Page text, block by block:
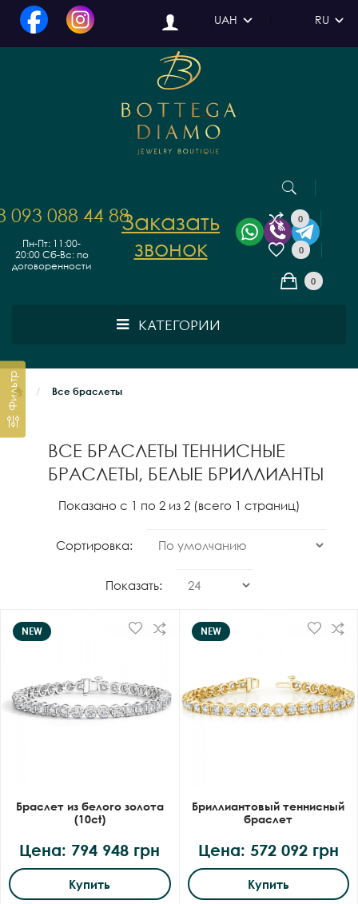
UAH RU
093 088 44 88
Пн-Пт: 11:00-
20:00 Сб-Вс: по
договоренности
Заказать
звонок
0
0
0
КАТЕГОРИИ
Все браслеты
ВСЕ БРАСЛЕТЫ ТЕННИСНЫЕ
БРАСЛЕТЫ, БЕЛЫЕ БРИЛЛИАНТЫ
Фильтр
Показано с 1 по 2 из 2 (всего 1 страниц)
Сортировка:
Показать:
NEW
Браслет из белого золота
(10ct)
Цена: 794 948 грн
Купить
NEW
Бриллиантовый теннисный
браслет
Цена: 572 092 грн
Купить